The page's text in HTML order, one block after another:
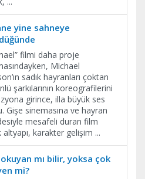
yine sahneye
filmi daha proje
Michael
sadık hayranları çoktan
şarkılarının koreografilerini
girince, illa büyük ses
Gişe sinemasına ve hayran
mesafeli duran film
karakter gelişim ...
mı bilir, yoksa çok
mi?